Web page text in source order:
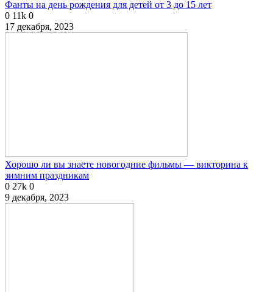
Фанты на день рождения для детей от 3 до 15 лет
0 11k 0
17 декабря, 2023
Хорошо ли вы знаете новогодние фильмы — викторина к
зимним праздникам
0 27k 0
9 декабря, 2023